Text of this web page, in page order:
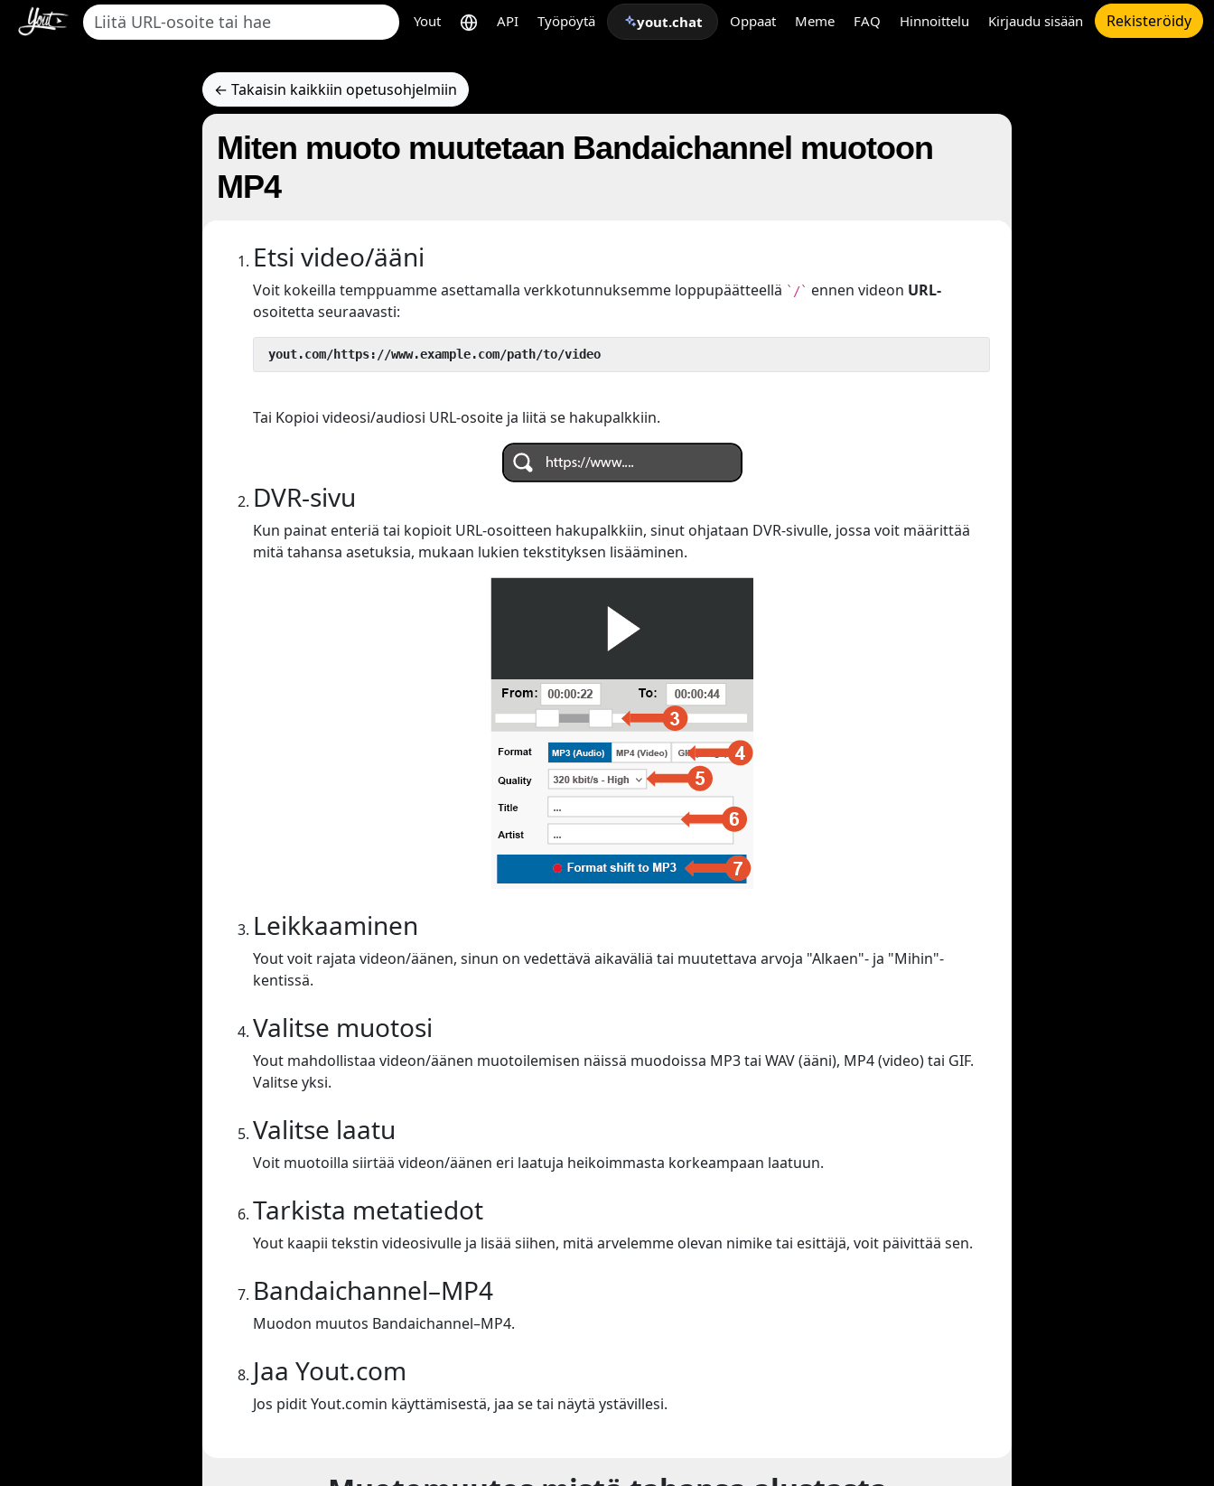
Yout API Työpöytä yout.chat Oppaat Meme FAQ Hinnoittelu Kirjaudu sisään Rekisteröidy
← Takaisin kaikkiin opetusohjelmiin
Miten muoto muutetaan Bandaichannel muotoon
MP4
Etsi video/ääni
Voit kokeilla temppuamme asettamalla verkkotunnuksemme loppupäätteellä `/` ennen videon URL-
osoitetta seuraavasti:
yout.com/https://www.example.com/path/to/video
Tai Kopioi videosi/audiosi URL-osoite ja liitä se hakupalkkiin.
DVR-sivu
Kun painat enteriä tai kopioit URL-osoitteen hakupalkkiin, sinut ohjataan DVR-sivulle, jossa voit määrittää
mitä tahansa asetuksia, mukaan lukien tekstityksen lisääminen.
Leikkaaminen
Yout voit rajata videon/äänen, sinun on vedettävä aikaväliä tai muutettava arvoja "Alkaen"- ja "Mihin"-
kentissä.
Valitse muotosi
Yout mahdollistaa videon/äänen muotoilemisen näissä muodoissa MP3 tai WAV (ääni), MP4 (video) tai GIF.
Valitse yksi.
Valitse laatu
Voit muotoilla siirtää videon/äänen eri laatuja heikoimmasta korkeampaan laatuun.
Tarkista metatiedot
Yout kaapii tekstin videosivulle ja lisää siihen, mitä arvelemme olevan nimike tai esittäjä, voit päivittää sen.
Bandaichannel–MP4
Muodon muutos Bandaichannel–MP4.
Jaa Yout.com
Jos pidit Yout.comin käyttämisestä, jaa se tai näytä ystävillesi.